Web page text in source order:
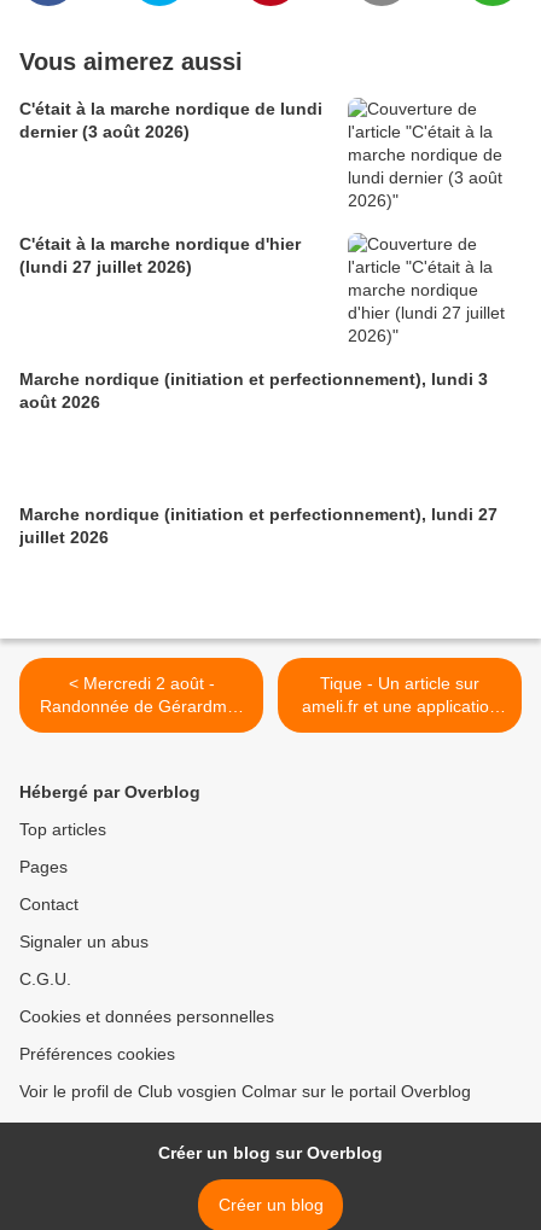
Vous aimerez aussi
C'était à la marche nordique de lundi
dernier (3 août 2026)
C'était à la marche nordique d'hier
(lundi 27 juillet 2026)
Marche nordique (initiation et perfectionnement), lundi 3
août 2026
Marche nordique (initiation et perfectionnement), lundi 27
juillet 2026
< Mercredi 2 août -
Randonnée de Gérardmer
au Haut du Tôt
Tique - Un article sur
ameli.fr et une application
mobile pour participer à la
Hébergé par Overblog
Top articles
Pages
Contact
Signaler un abus
C.G.U.
Cookies et données personnelles
Préférences cookies
Voir le profil de Club vosgien Colmar sur le portail Overblog
Créer un blog sur Overblog
Créer un blog